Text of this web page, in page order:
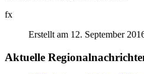
fx
Erstellt am 12. September
Aktuelle